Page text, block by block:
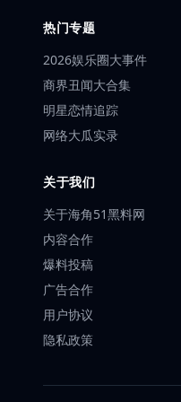
热门专题
2026娱乐圈大事件
商界丑闻大合集
明星恋情追踪
网络大瓜实录
关于我们
关于海角51黑料网
内容合作
爆料投稿
广告合作
用户协议
隐私政策